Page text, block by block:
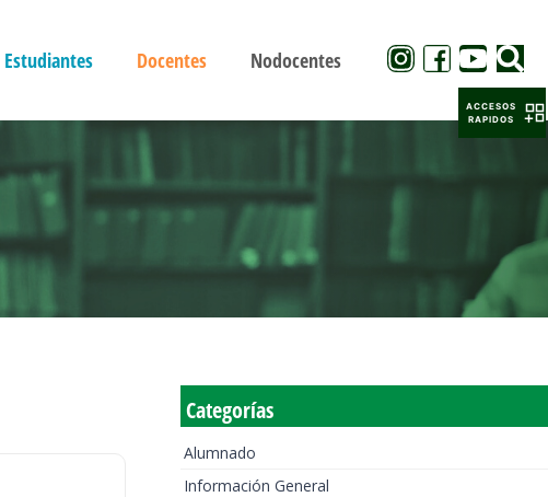
Estudiantes Docentes Nodocentes
Categorías
Alumnado
Información General
ACCESOS
RAPIDOS